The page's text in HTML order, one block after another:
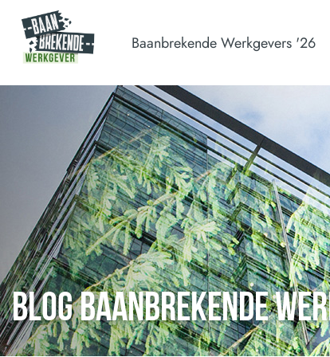
Baanbrekende Werkgevers '26
BLOG BAANBREKENDE